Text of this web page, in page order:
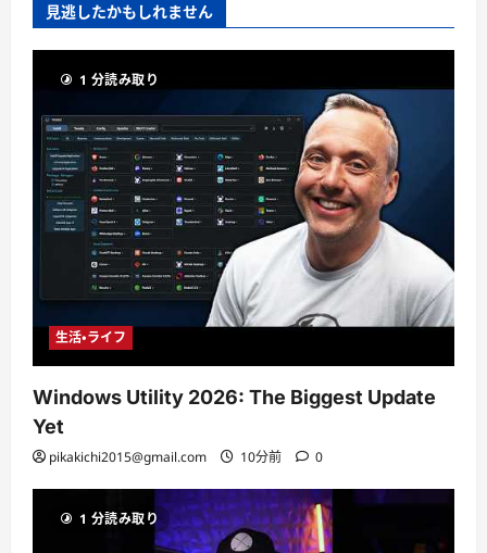
見逃したかもしれません
1 分読み取り
生活・ライフ
Windows Utility 2026: The Biggest Update
Yet
pikakichi2015@gmail.com 10分前 0
1 分読み取り